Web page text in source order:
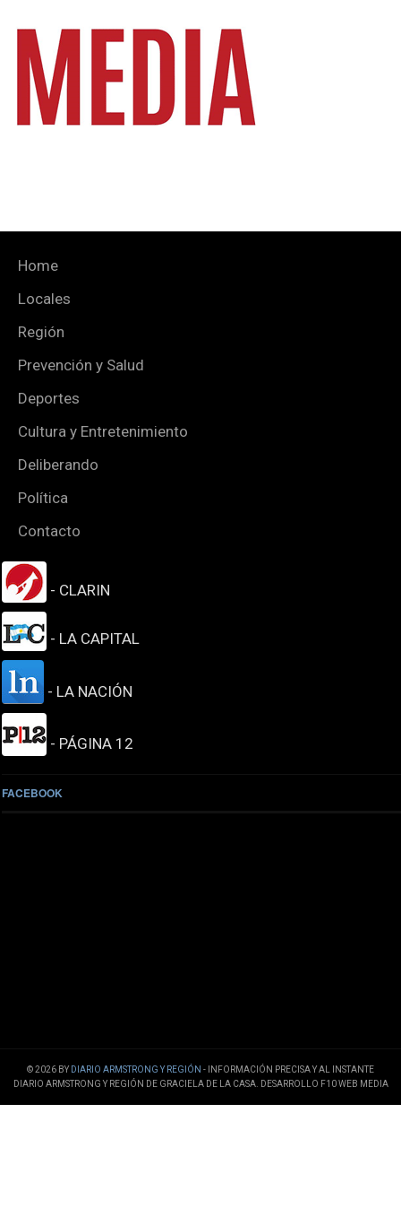
Home
Locales
Región
Prevención y Salud
Deportes
Cultura y Entretenimiento
Deliberando
Política
Contacto
- CLARIN
- LA CAPITAL
- LA NACIÓN
- PÁGINA 12
FACEBOOK
© 2026 BY DIARIO ARMSTRONG Y REGIÓN - INFORMACIÓN PRECISA Y AL INSTANTE
DIARIO ARMSTRONG Y REGIÓN DE GRACIELA DE LA CASA. DESARROLLO F10 WEB MEDIA